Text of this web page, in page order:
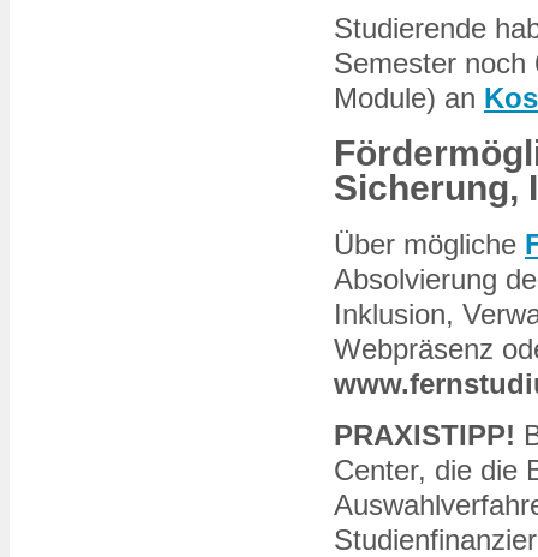
Studierende
Semester noch
Module) an
Sicherung,
Über mögliche
Absolvierung
Inklusion,
Webpräsenz
PRAXISTIPP!
Center, die die